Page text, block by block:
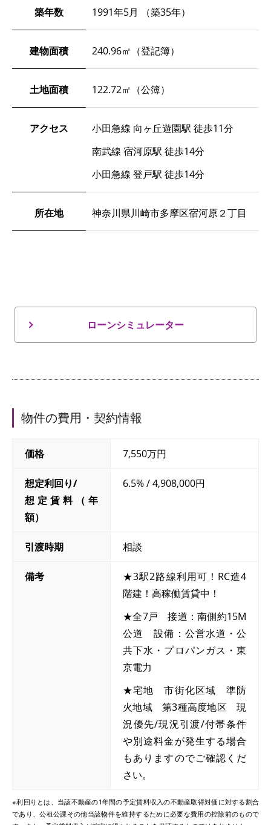
築年数 1991年5月 （築35年）
建物面積 240.96㎡（登記簿）
土地面積 122.72㎡（公簿）
アクセス
小田急線 向ヶ丘遊園駅 徒歩11分
南武線 宿河原駅 徒歩14分
小田急線 登戸駅 徒歩14分
所在地 神奈川県川崎市多摩区宿河原２丁目
ローンシミュレーター
物件の費用・契約情報
価格 7,550万円
想定利回り/
想定賃料（年
額）
6.5% / 4,908,000円
引渡時期 相談
備考
★3駅2路線利用可！RC造4
階建！高稼働賃貸中！
★全7戸 接道：南側約15M
公道 設備：公営水道・公
共下水・プロパンガス・東
京電力
★宅地 市街化区域 準防
火地域 第3種高度地区 現
況優先/現況引渡/付帯条件
や別途料金が発生する場合
もありますのでご確認くだ
さい。
※利回りとは、当該不動産の1年間の予定賃料収入の不動産取得対価に対する割合
であり、公租公課その他当該物件を維持するために必要な費用の控除前のもので